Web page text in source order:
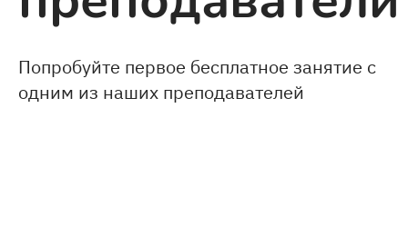
Попробуйте первое бесплатное занятие с
одним из наших преподавателей